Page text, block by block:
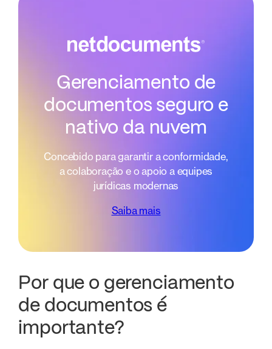
Gerenciamento de
documentos seguro e
nativo da nuvem
Concebido para garantir a conformidade,
a colaboração e o apoio a equipes
jurídicas modernas
Saiba mais
Por que o gerenciamento
de documentos é
importante?